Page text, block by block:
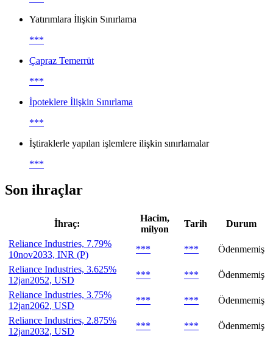
Yatırımlara İlişkin Sınırlama
***
Çapraz Temerrüt
***
İpoteklere İlişkin Sınırlama
***
İştiraklerle yapılan işlemlere ilişkin sınırlamalar
***
Son ihraçlar
İhraç:
Hacim,
milyon
Tarih
Durum
Reliance Industries, 7.79%
10nov2033, INR (P)
*** ***
Ödenmemiş
Reliance Industries, 3.625%
12jan2052, USD
*** ***
Ödenmemiş
Reliance Industries, 3.75%
12jan2062, USD
*** ***
Ödenmemiş
Reliance Industries, 2.875%
12jan2032, USD
*** ***
Ödenmemiş